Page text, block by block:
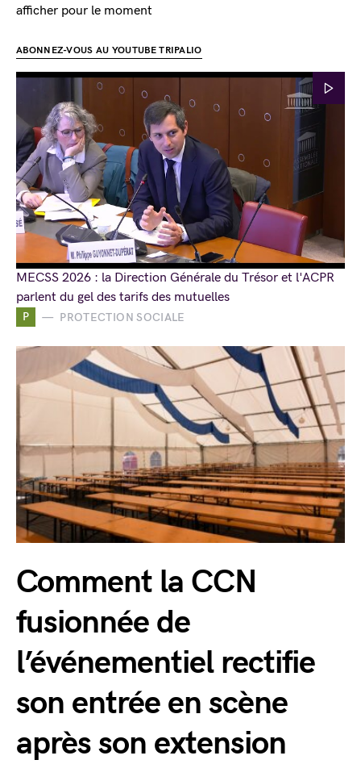
P PROTECTION SOCIALE
Comment la CCN
fusionnée de
l’événementiel rectifie
son entrée en scène
après son extension
afficher pour le moment
ABONNEZ-VOUS AU YOUTUBE TRIPALIO
MECSS 2026 : la Direction Générale du Trésor et l'ACPR
parlent du gel des tarifs des mutuelles